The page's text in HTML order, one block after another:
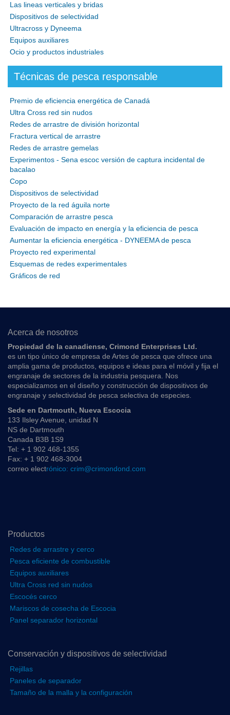
Las lineas verticales y bridas
Dispositivos de selectividad
Ultracross y Dyneema
Equipos auxiliares
Ocio y productos industriales
Técnicas de pesca responsable
Premio de eficiencia energética de Canadá
Ultra Cross red sin nudos
Redes de arrastre de división horizontal
Fractura vertical de arrastre
Redes de arrastre gemelas
Experimentos - Sena escoc versión de captura incidental de
bacalao
Copo
Dispositivos de selectividad
Proyecto de la red águila norte
Comparación de arrastre pesca
Evaluación de impacto en energía y la eficiencia de pesca
Aumentar la eficiencia energética - DYNEEMA de pesca
Proyecto red experimental
Esquemas de redes experimentales
Gráficos de red
Acerca de nosotros
Propiedad de la canadiense, Crimond Enterprises Ltd.
es un tipo único de empresa de Artes de pesca que ofrece una
amplia gama de productos, equipos e ideas para el móvil y fija el
engranaje de sectores de la industria pesquera. Nos
especializamos en el diseño y construcción de dispositivos de
engranaje y selectividad de pesca selectiva de especies.
Sede en Dartmouth, Nueva Escocia
133 Ilsley Avenue, unidad N
NS de Dartmouth
Canada B3B 1S9
Tel: + 1 902 468-1355
Fax: + 1 902 468-3004
correo electrónico: crim@crimondond.com
Productos
Redes de arrastre y cerco
Pesca eficiente de combustible
Equipos auxiliares
Ultra Cross red sin nudos
Escocés cerco
Mariscos de cosecha de Escocia
Panel separador horizontal
Conservación y dispositivos de selectividad
Rejillas
Paneles de separador
Tamaño de la malla y la configuración